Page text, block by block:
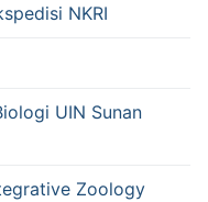
NKRI
UIN Sunan
Zoology